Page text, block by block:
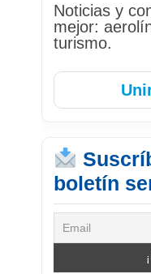
Noticias y
mejor:
turismo.
boletín